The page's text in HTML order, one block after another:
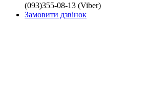
(093)355-08-13 (Viber)
Замовити дзвінок